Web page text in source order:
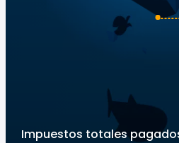
Impuestos totales